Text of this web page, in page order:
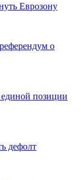
Еврозону
о
позиции
дефолт